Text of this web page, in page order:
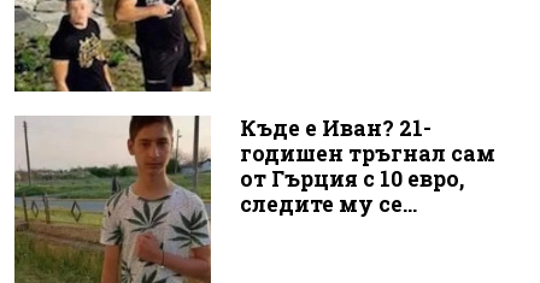
Къде е Иван? 21-
годишен тръгнал сам
от Гърция с 10 евро,
следите му се...